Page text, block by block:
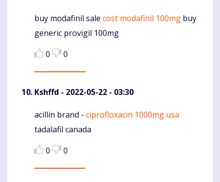
Komentaras
buy modafinil sale cost modafinil 100mg buy
generic provigil 100mg
0
0
Kshffd - 2022-05-22 - 03:30
Komentaras
acillin brand - ciprofloxacin 1000mg usa
tadalafil canada
0
0